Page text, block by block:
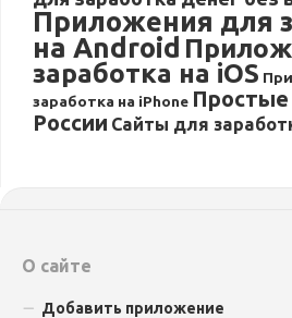
Приложения для
на Android
заработка на iOS
заработка на iPhone Простые
России Сайты для
О сайте
Добавить приложение